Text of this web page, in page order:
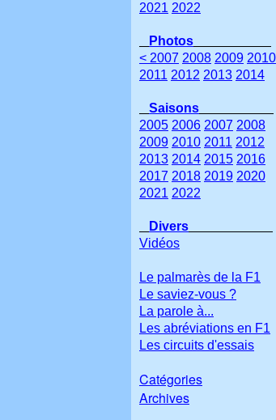
2021 2022
Photos
< 2007 2008 2009 2010
2011 2012 2013 2014
Saisons
2005 2006 2007 2008
2009 2010 2011 2012
2013 2014 2015 2016
2017 2018 2019 2020
2021 2022
Divers
Vidéos
Le palmarès de la F1
Le saviez-vous ?
La parole à...
Les abréviations en F1
Les circuits d'essais
Catégories
Archives